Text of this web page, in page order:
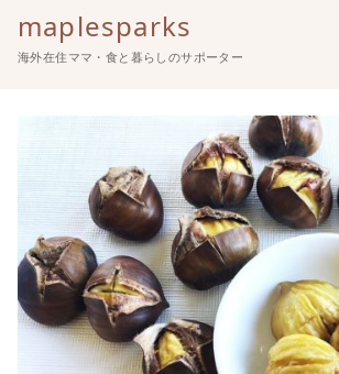
maplesparks
海外在住ママ・食と暮らしのサポーター